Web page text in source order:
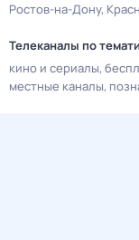
Ростов-на-Дону
Телеканалы по
кино и сериалы
местные каналы